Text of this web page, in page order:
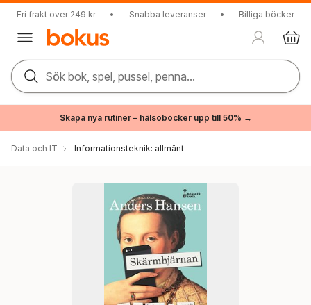
Fri frakt över 249 kr • Snabba leveranser • Billiga böcker
Sök bok, spel, pussel, penna...
Skapa nya rutiner – hälsoböcker upp till 50% →
Data och IT Informationsteknik: allmänt